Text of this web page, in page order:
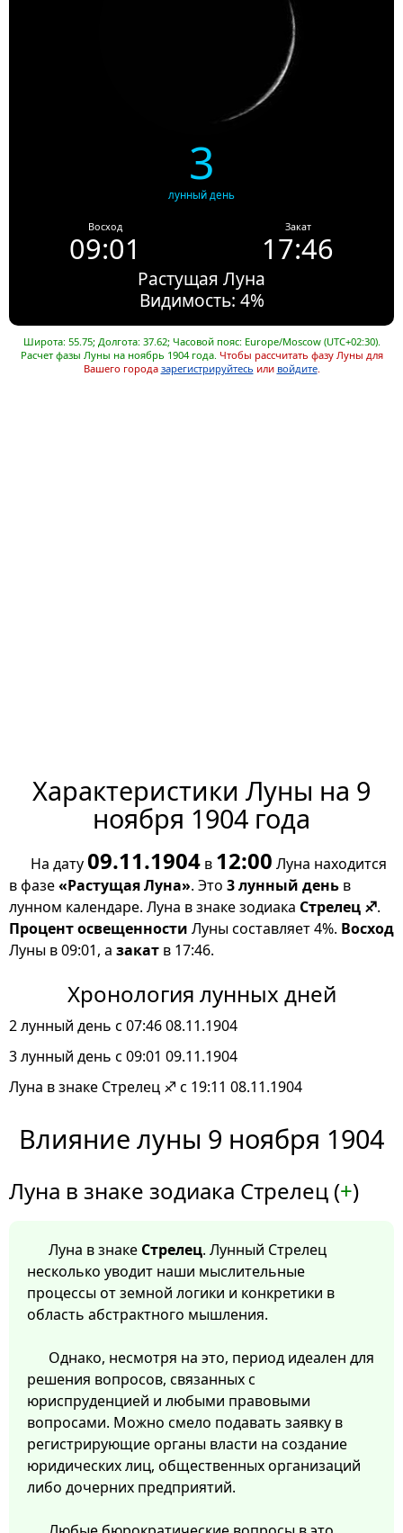
3
лунный день
Восход
09:01
Закат
17:46
Растущая Луна
Видимость: 4%
Широта: 55.75; Долгота: 37.62; Часовой пояс: Europe/Moscow (UTC+02:30).
Расчет фазы Луны на ноябрь 1904 года. Чтобы рассчитать фазу Луны для
Вашего города зарегистрируйтесь или войдите.
Характеристики Луны на 9
ноября 1904 года
На дату09.11.1904 в 12:00 Луна находится
в фазе«Растущая Луна». Это 3 лунный день в
лунном календаре. Луна в знаке зодиака Стрелец ♐.
Процент освещенности Луны составляет 4%. Восход
Луны в 09:01, а закат в 17:46.
Хронология лунных дней
2 лунный день с 07:46 08.11.1904
3 лунный день с 09:01 09.11.1904
Луна в знаке Стрелец ♐ с 19:11 08.11.1904
Влияние луны 9 ноября 1904
Луна в знаке зодиака Стрелец (+)
Луна в знаке Стрелец. Лунный Стрелец
несколько уводит наши мыслительные
процессы от земной логики и конкретики в
область абстрактного мышления.
Однако, несмотря на это, период идеален для
решения вопросов, связанных с
юриспруденцией и любыми правовыми
вопросами. Можно смело подавать заявку в
регистрирующие органы власти на создание
юридических лиц, общественных организаций
либо дочерних предприятий.